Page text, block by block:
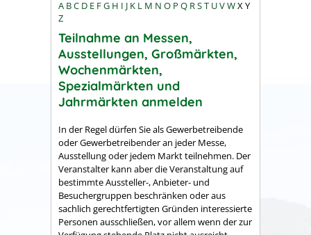
A BC D E FG H I J K L M N O P Q RST UVWXY
Z
Teilnahme an Messen,
Ausstellungen, Großmärkten,
Wochenmärkten,
Spezialmärkten und
Jahrmärkten anmelden
In der Regel dürfen Sie als Gewerbetreibende
oder Gewerbetreibender an jeder Messe,
Ausstellung oder jedem Markt teilnehmen. Der
Veranstalter kann aber die Veranstaltung auf
bestimmte Aussteller-, Anbieter- und
Besuchergruppen beschränken oder aus
sachlich gerechtfertigten Gründen interessierte
Personen ausschließen, vor allem wenn der zur